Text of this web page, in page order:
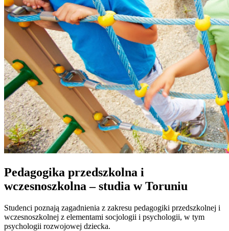
Pedagogika przedszkolna i
wczesnoszkolna – studia w Toruniu
Studenci poznają zagadnienia z zakresu pedagogiki przedszkolnej i
wczesnoszkolnej z elementami socjologii i psychologii, w tym
psychologii rozwojowej dziecka.